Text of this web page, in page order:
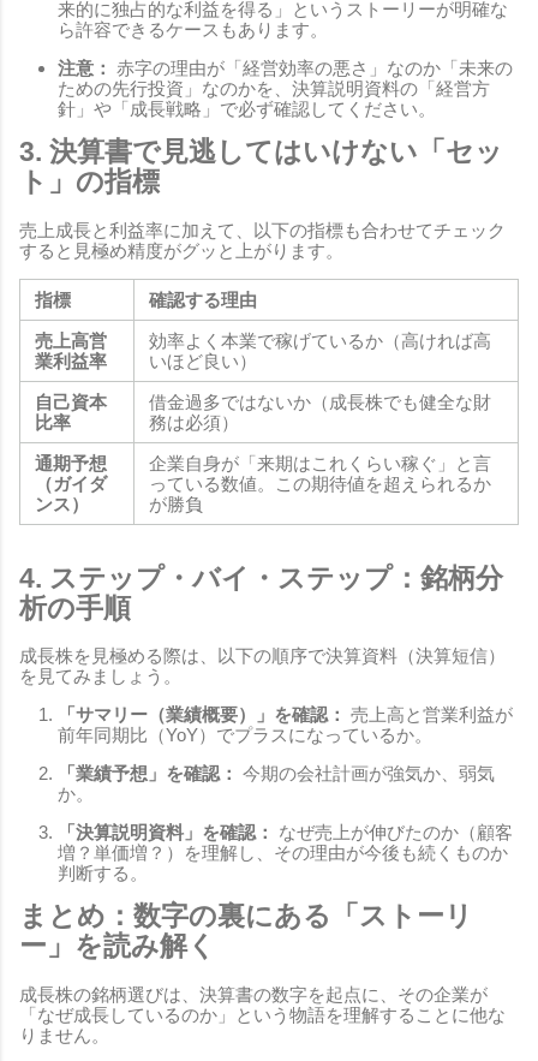
来的に独占的な利益を得る」というストーリーが明確な
ら許容できるケースもあります。
注意： 赤字の理由が「経営効率の悪さ」なのか「未来の
ための先行投資」なのかを、決算説明資料の「経営方
針」や「成長戦略」で必ず確認してください。
3. 決算書で見逃してはいけない「セッ
ト」の指標
売上成長と利益率に加えて、以下の指標も合わせてチェック
すると見極め精度がグッと上がります。
指標
確認する理由
売上高営
業利益率
効率よく本業で稼げているか（高ければ高
いほど良い）
自己資本
比率
借金過多ではないか（成長株でも健全な財
務は必須）
通期予想
（ガイダ
ンス）
企業自身が「来期はこれくらい稼ぐ」と言
っている数値。この期待値を超えられるか
が勝負
4. ステップ・バイ・ステップ：銘柄分
析の手順
成長株を見極める際は、以下の順序で決算資料（決算短信）
を見てみましょう。
「サマリー（業績概要）」を確認： 売上高と営業利益が
前年同期比（YoY）でプラスになっているか。
「業績予想」を確認： 今期の会社計画が強気か、弱気
か。
「決算説明資料」を確認：
なぜ売上が伸びたのか（顧客
増？単価増？）を理解し、その理由が今後も続くものか
判断する。
まとめ：数字の裏にある「ストーリ
ー」を読み解く
成長株の銘柄選びは、決算書の数字を起点に、その企業が
「なぜ成長しているのか」という物語を理解することに他な
りません。